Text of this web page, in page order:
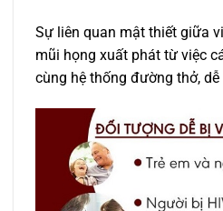
Sự liên quan mật thiết giữa
mũi họng xuất phát từ việc
cùng hệ thống đường thở,